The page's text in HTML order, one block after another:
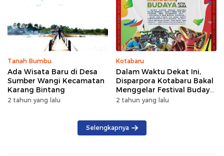
Tanah Bumbu
Ada Wisata Baru di Desa
Sumber Wangi Kecamatan
Karang Bintang
2 tahun yang lalu
Kotabaru
Dalam Waktu Dekat Ini,
Disparpora Kotabaru Bakal
Menggelar Festival Budaya
Saijaan 2024
2 tahun yang lalu
Selengkapnya